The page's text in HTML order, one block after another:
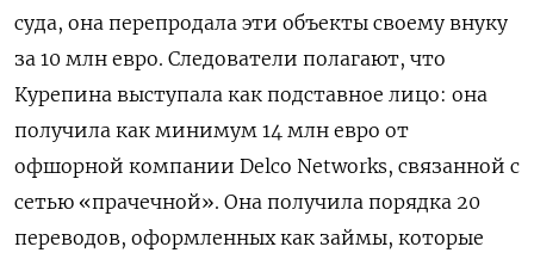
суда, она перепродала эти объекты своему внуку
за 10 млн евро. Следователи полагают, что
Курепина выступала как подставное лицо: она
получила как минимум 14 млн евро от
офшорной компании Delco Networks, связанной с
сетью «прачечной». Она получила порядка 20
переводов, оформленных как займы, которые